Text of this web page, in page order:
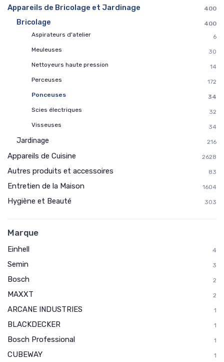
Appareils de Bricolage et Jardinage 400
Bricolage
400
Aspirateurs d'atelier
6
Meuleuses
30
Nettoyeurs haute pression
14
Perceuses
172
Ponceuses
34
Scies électriques
32
Visseuses
34
Jardinage 216
Appareils de Cuisine 2628
Autres produits et accessoires 83
Entretien de la Maison 1604
Hygiène et Beauté 303
Marque
Einhell 4
Semin 3
Bosch 2
MAXXT 2
ARCANE INDUSTRIES 1
BLACKDECKER 1
Bosch Professional 1
CUBEWAY 1